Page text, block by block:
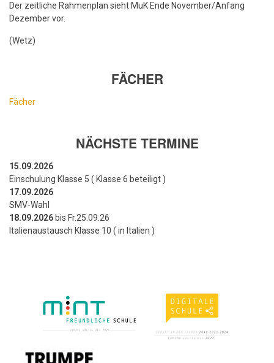
Der zeitliche Rahmenplan sieht MuK Ende November/Anfang
Dezember vor.
(Wetz)
FÄCHER
Fächer
NÄCHSTE TERMINE
15.09.2026
Einschulung Klasse 5 ( Klasse 6 beteiligt )
17.09.2026
SMV-Wahl
18.09.2026 bis Fr.25.09.26
Italienaustausch Klasse 10 ( in Italien )